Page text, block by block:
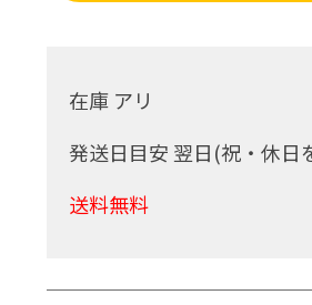
在庫 アリ
発送日目安 翌日(祝・休日
送料無料